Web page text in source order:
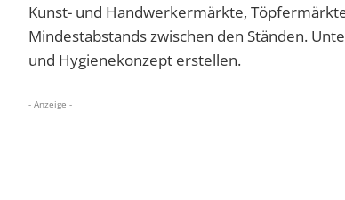
Kunst- und Handwerkermärkte,
Mindestabstands zwischen den Ständen.
und Hygienekonzept erstellen.
- Anzeige -